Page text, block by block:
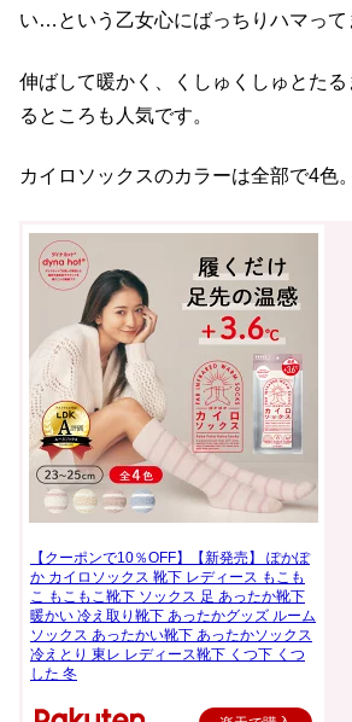
い…という乙女心にばっちりハマって
伸ばして暖かく、くしゅくしゅとた
るところも人気です。
カイロソックスのカラーは全部で4色。
【クーポンで10％OFF】【新発売】 ぽかぽ
か カイロソックス 靴下 レディース もこも
こ もこもこ靴下 ソックス 足 あったか靴下
暖かい 冷え取り靴下 あったかグッズ ルーム
ソックス あったかい靴下 あったかソックス
冷えとり 東レ レディース靴下 くつ下 くつ
した 冬